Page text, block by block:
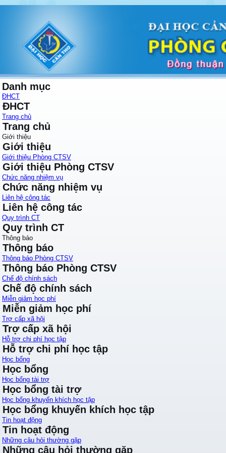
Danh mục
ĐHCT
ĐHCT
Trang chủ
Trang chủ
Giới thiệu
Giới thiệu
Giới thiệu Phòng CTSV
Giới thiệu Phòng CTSV
Chức năng nhiệm vụ
Chức năng nhiệm vụ
Liên hệ công tác
Liên hệ công tác
Quy trình CT
Quy trình CT
Thông báo
Thông báo
Thông báo Phòng CTSV
Thông báo Phòng CTSV
Chế độ chính sách
Chế độ chính sách
Miễn giảm học phí
Miễn giảm học phí
Trợ cấp xã hội
Trợ cấp xã hội
Hỗ trợ chi phí học tập
Hỗ trợ chi phí học tập
Học bổng
Học bổng
Học bổng tài trợ
Học bổng tài trợ
Học bổng khuyến khích học tập
Học bổng khuyến khích học tập
Tin hoạt động
Tin hoạt động
Những câu hỏi thường gặp
Những câu hỏi thường gặp